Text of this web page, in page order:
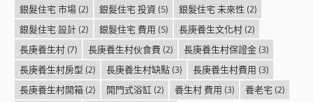
銀髮住宅 市場(2) 銀髮住宅 投資(5) 銀髮住宅 未來性 (2)
銀髮住宅 設計(2) 銀髮住宅 費用 (5) 長庚養生文化村(2)
長庚養生村(7) 長庚養生村伙食費 (2) 長庚養生村保證金(3)
長庚養生村房型 (2) 長庚養生村缺點(3) 長庚養生村費用 (3)
長庚養生村開箱(2) 開門式浴缸(2) 養生村 費用 (3) 養老宅 (2)